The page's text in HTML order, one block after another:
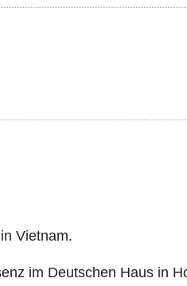
Vietnam.
im Deutschen Haus in